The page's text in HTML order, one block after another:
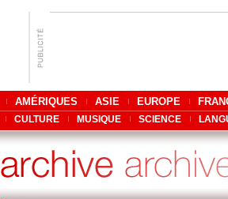
AMÉRIQUES ASIE EUROPE
CULTURE MUSIQUE SCIENCE